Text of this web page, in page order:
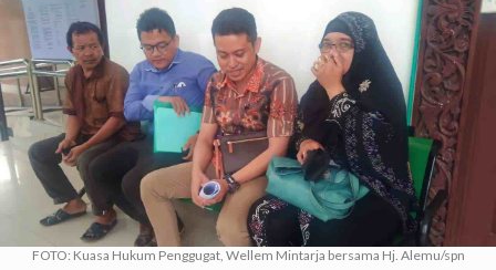
FOTO: Kuasa Hukum Penggugat, Wellem Mintarja bersama Hj. Alemu/spn